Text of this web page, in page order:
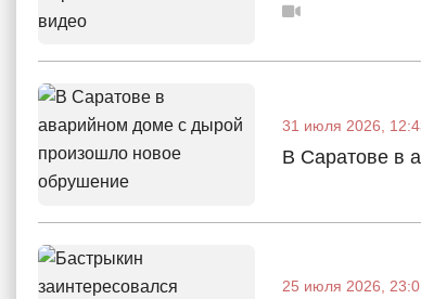
31 июля 2026,
В Саратове в
25 июля 2026,